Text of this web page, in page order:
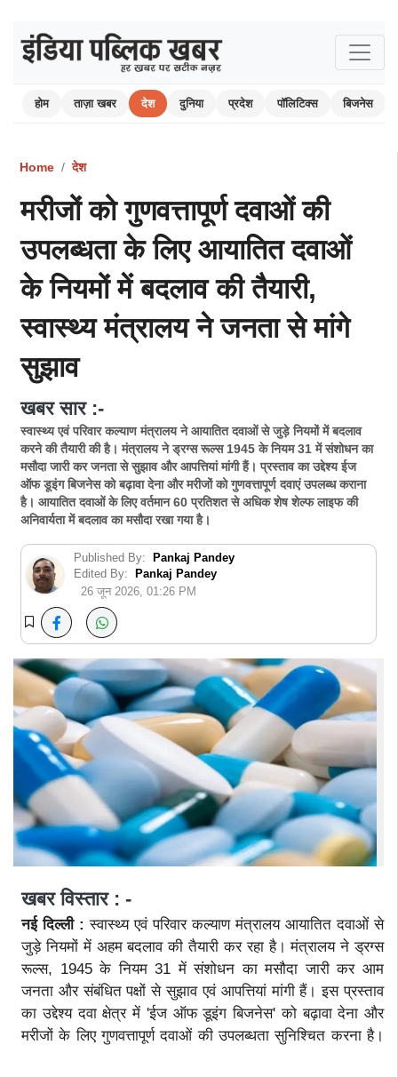
होम ताज़ा खबर देश दुनिया प्रदेश पॉलिटिक्स बिजनेस
Home देश
मरीजों को गुणवत्तापूर्ण दवाओं की
उपलब्धता के लिए आयातित दवाओं
के नियमों में बदलाव की तैयारी,
स्वास्थ्य मंत्रालय ने जनता से मांगे
सुझाव
खबर सार :-
स्वास्थ्य एवं परिवार कल्याण मंत्रालय ने आयातित दवाओं से जुड़े नियमों में बदलाव
करने की तैयारी की है। मंत्रालय ने ड्रग्स रूल्स 1945 के नियम 31 में संशोधन का
मसौदा जारी कर जनता से सुझाव और आपत्तियां मांगी हैं। प्रस्ताव का उद्देश्य ईज
ऑफ डूइंग बिजनेस को बढ़ावा देना और मरीजों को गुणवत्तापूर्ण दवाएं उपलब्ध कराना
है। आयातित दवाओं के लिए वर्तमान 60 प्रतिशत से अधिक शेष शेल्फ लाइफ की
अनिवार्यता में बदलाव का मसौदा रखा गया है।
Published By:
Pankaj Pandey
Edited By:
Pankaj Pandey
26 जून 2026, 01:26 PM
खबर विस्तार : -
नई दिल्ली :स्वास्थ्य एवं परिवार कल्याण मंत्रालय आयातित दवाओं से
जुड़े नियमों में अहम बदलाव की तैयारी कर रहा है। मंत्रालय ने ड्रग्स
रूल्स, 1945 के नियम 31 में संशोधन का मसौदा जारी कर आम
जनता और संबंधित पक्षों से सुझाव एवं आपत्तियां मांगी हैं। इस प्रस्ताव
का उद्देश्य दवा क्षेत्र में 'ईज ऑफ डूइंग बिजनेस' को बढ़ावा देना और
मरीजों के लिए गुणवत्तापूर्ण दवाओं की उपलब्धता सुनिश्चित करना है।